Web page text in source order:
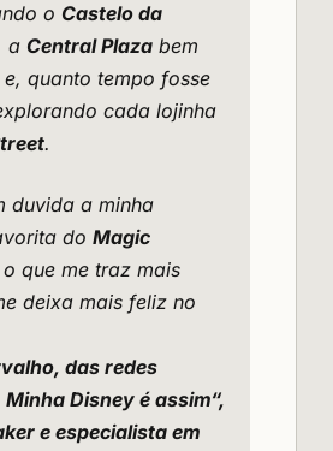
o Castelo da
a Central Plaza bem
quanto tempo fosse
cada lojinha
.
duvida a minha
do Magic
que me traz mais
deixa mais feliz no
das redes
Minha Disney é assim“,
e especialista em